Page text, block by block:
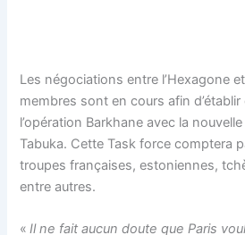
Les négociations entre l’Hexagone
membres sont en cours afin
l’opération Barkhane avec la
Tabuka. Cette Task force comptera
troupes françaises, estoniennes,
entre autres.
«Il ne fait aucun doute que Paris